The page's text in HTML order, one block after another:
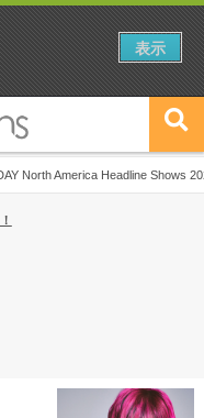
North America Headline Shows
表！
表示